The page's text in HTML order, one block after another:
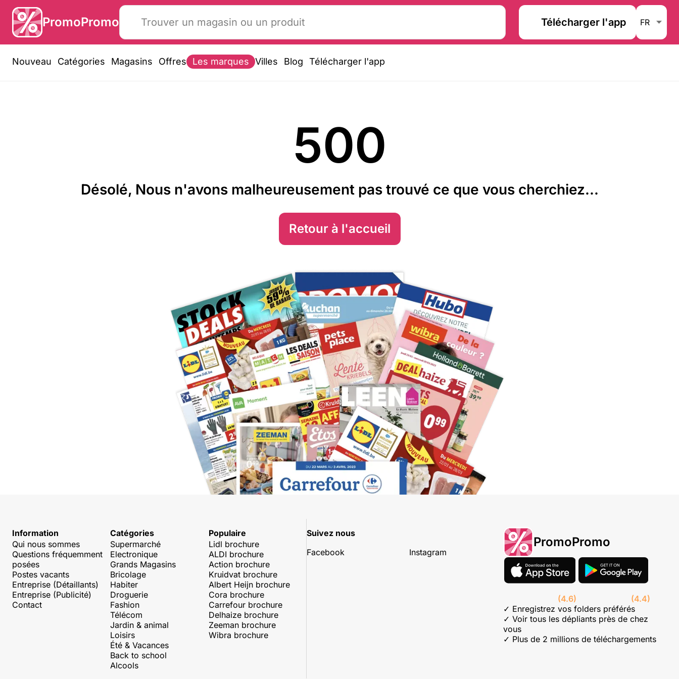
PromoPromo Télécharger l'app
Nouveau Catégories Magasins Offres Les marques Villes Blog Télécharger l'app
500
Désolé, Nous n'avons malheureusement pas trouvé ce que vous cherchiez...
Retour à l'accueil
Information
Qui nous sommes
Questions fréquemment
posées
Postes vacants
Entreprise (Détaillants)
Entreprise (Publicité)
Contact
Catégories
Supermarché
Electronique
Grands Magasins
Bricolage
Habiter
Droguerie
Fashion
Télécom
Jardin & animal
Loisirs
Été & Vacances
Back to school
Alcools
Populaire
Lidl brochure
ALDI brochure
Action brochure
Kruidvat brochure
Albert Heijn brochure
Cora brochure
Carrefour brochure
Delhaize brochure
Zeeman brochure
Wibra brochure
Suivez nous
Facebook
Instagram
PromoPromo
(4.6)
(4.4)
✓ Enregistrez vos folders préférés
✓ Voir tous les dépliants près de chez
vous
✓ Plus de 2 millions de téléchargements